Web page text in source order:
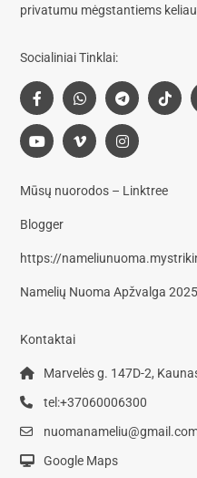
privatumu mėgstantiems
Socialiniai Tinklai:
Mūsų nuorodos – Linktree
Blogger
https://
Namelių Nuoma Apžvalga 2025
Kontaktai
Marvelės g. 147D-2,
tel:+37060006300
Google Maps